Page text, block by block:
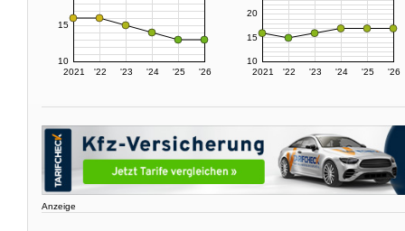
2021 '22 '23 '24 '25 '26
10
15
2021 '22 '23 '24 '25 '26
10
15
20
Anzeige